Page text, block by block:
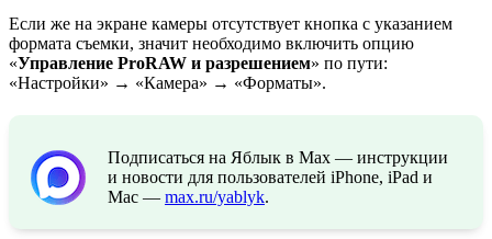
Если же на экране камеры отсутствует кнопка с указанием
формата съемки, значит необходимо включить опцию
«Управление ProRAW и разрешением» по пути:
«Настройки» → «Камера» → «Форматы».
Подписаться на Яблык в Max — инструкции
и новости для пользователей iPhone, iPad и
Mac — max.ru/yablyk.